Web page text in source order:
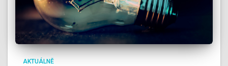
AKTUÁLNĚ